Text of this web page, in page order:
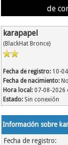
de
karapapel
(BlackHat Bronce)
Fecha de registro: 10-
Fecha de nacimiento:
Hora local: 07-08-2026
Estado: Sin conexión
Información sobre
Fecha de registro: